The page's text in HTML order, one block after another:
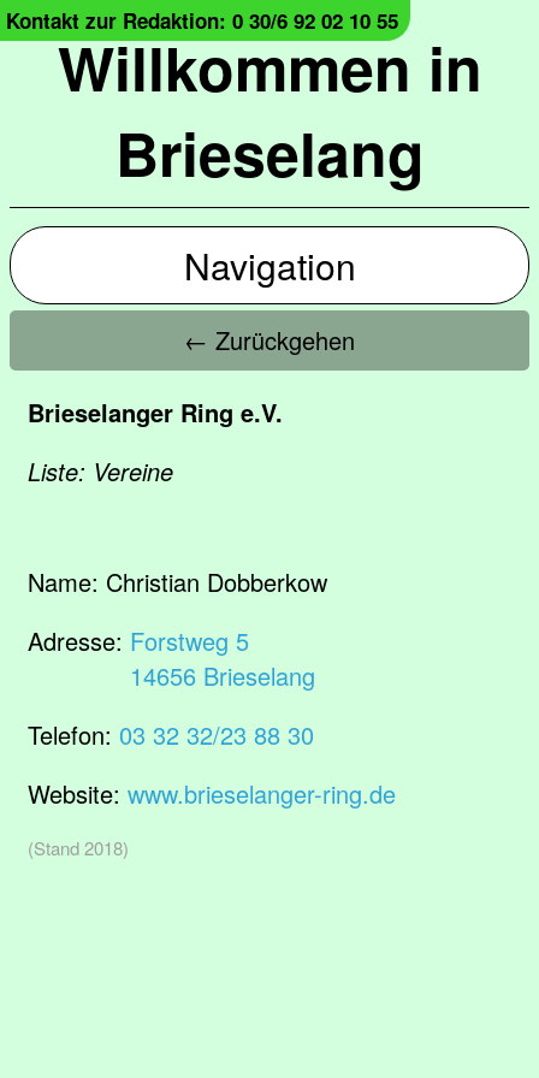
Willkommen in
Brieselang
Kontakt zur Redaktion: 0 30/6 92 02 10 55
Navigation
← Zurückgehen
Brieselanger Ring e.V.
Liste: Vereine
Name: Christian Dobberkow
Adresse: Forstweg 5
14656 Brieselang
Telefon: 03 32 32/23 88 30
Website: www.brieselanger-ring.de
(Stand 2018)